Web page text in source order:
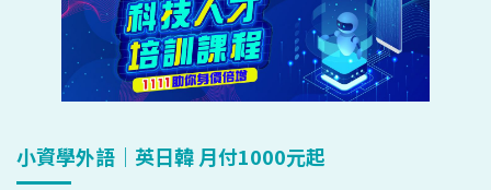
小資學外語｜英日韓 月付1000元起